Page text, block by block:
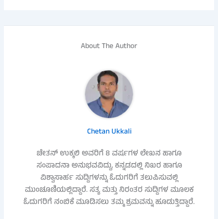
About The Author
Chetan Ukkali
ಚೇತನ್ ಉಕ್ಕಲಿ ಅವರಿಗೆ 8 ವರ್ಷಗಳ ಲೇಖನ ಹಾಗೂ
ಸಂಪಾದನಾ ಅನುಭವವಿದ್ದು, ಕನ್ನಡದಲ್ಲಿ ನಿಖರ ಹಾಗೂ
ವಿಶ್ವಾಸಾರ್ಹ ಸುದ್ದಿಗಳನ್ನು ಓದುಗರಿಗೆ ತಲುಪಿಸುವಲ್ಲಿ
ಮುಂಚೂಣಿಯಲ್ಲಿದ್ದಾರೆ. ಸತ್ಯ ಮತ್ತು ನಿರಂತರ ಸುದ್ದಿಗಳ ಮೂಲಕ
ಓದುಗರಿಗೆ ನಂಬಿಕೆ ಮೂಡಿಸಲು ತಮ್ಮ ಶ್ರಮವನ್ನು ಹೂಡುತ್ತಿದ್ದಾರೆ.